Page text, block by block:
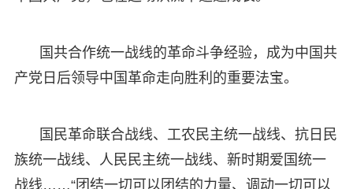
国共合作统一战线的革命斗争经验，成为中国共
产党日后领导中国革命走向胜利的重要法宝。
国民革命联合战线、工农民主统一战线、抗日民
族统一战线、人民民主统一战线、新时期爱国统一
战线……“团结一切可以团结的力量、调动一切可以